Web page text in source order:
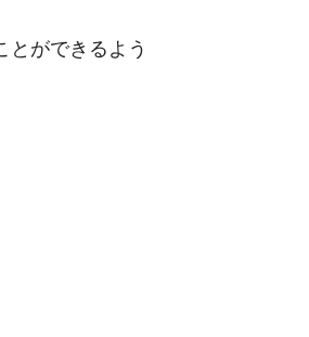
とができるよう